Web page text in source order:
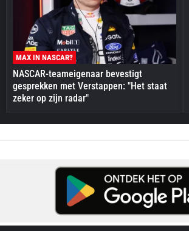
MAX IN NASCAR?
NASCAR-teameigenaar bevestigt
gesprekken met Verstappen: "Het staat
zeker op zijn radar"